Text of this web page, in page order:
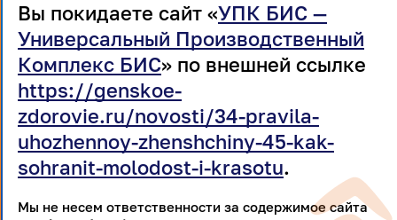
Вы покидаете сайт «УПК БИС —
Универсальный Производственный
Комплекс БИС» по внешней ссылке
https://genskoe-
zdorovie.ru/novosti/34-pravila-
uhozhennoy-zhenshchiny-45-kak-
sohranit-molodost-i-krasotu.
Мы не несем ответственности за содержимое сайта